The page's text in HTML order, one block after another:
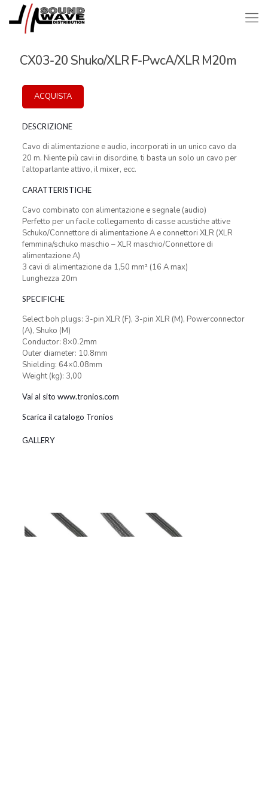
CX03-20 Shuko/XLR F-PwcA/XLR M20m
ACQUISTA
DESCRIZIONE
Cavo di alimentazione e audio, incorporati in un unico cavo da
20 m. Niente più cavi in disordine, ti basta un solo un cavo per
l’altoparlante attivo, il mixer, ecc.
CARATTERISTICHE
Cavo combinato con alimentazione e segnale (audio)
Perfetto per un facile collegamento di casse acustiche attive
Schuko/Connettore di alimentazione A e connettori XLR (XLR
femmina/schuko maschio – XLR maschio/Connettore di
alimentazione A)
3 cavi di alimentazione da 1,50 mm² (16 A max)
Lunghezza 20m
SPECIFICHE
Select boh plugs: 3-pin XLR (F), 3-pin XLR (M), Powerconnector
(A), Shuko (M)
Conductor: 8×0.2mm
Outer diameter: 10.8mm
Shielding: 64×0.08mm
Weight (kg): 3,00
Vai al sito www.tronios.com
Scarica il catalogo Tronios
GALLERY